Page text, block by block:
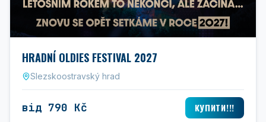
HRADNÍ OLDIES FESTIVAL 2027
Slezskoostravský hrad
від 790 Kč КУПИТИ!!!